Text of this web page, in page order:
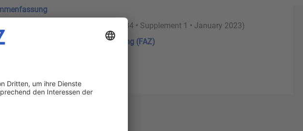
(Volume 84 • Supplement 1 • January 2023)
Frankfurter Allgemeine Zeitung (FAZ)